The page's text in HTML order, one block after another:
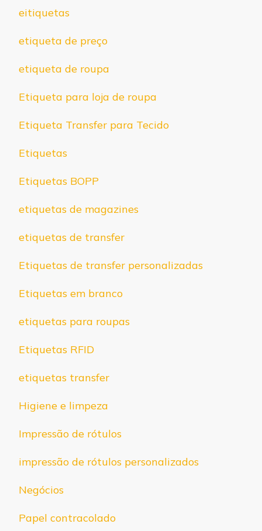
eitiquetas
etiqueta de preço
etiqueta de roupa
Etiqueta para loja de roupa
Etiqueta Transfer para Tecido
Etiquetas
Etiquetas BOPP
etiquetas de magazines
etiquetas de transfer
Etiquetas de transfer personalizadas
Etiquetas em branco
etiquetas para roupas
Etiquetas RFID
etiquetas transfer
Higiene e limpeza
Impressão de rótulos
impressão de rótulos personalizados
Negócios
Papel contracolado